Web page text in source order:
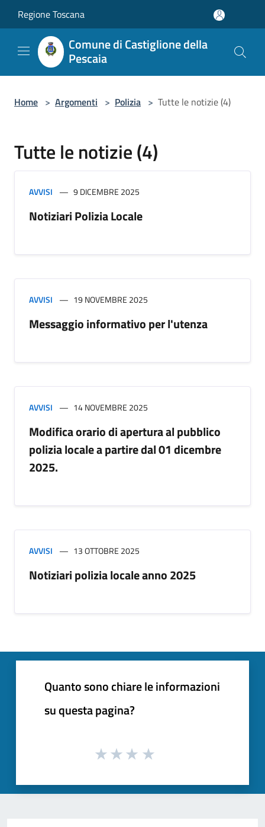
Regione Toscana
Comune di Castiglione della
Pescaia
Home > Argomenti > Polizia > Tutte le notizie (4)
Tutte le notizie (4)
AVVISI 9 DICEMBRE 2025
Notiziari Polizia Locale
AVVISI 19 NOVEMBRE 2025
Messaggio informativo per l'utenza
AVVISI 14 NOVEMBRE 2025
Modifica orario di apertura al pubblico
polizia locale a partire dal 01 dicembre
2025.
AVVISI 13 OTTOBRE 2025
Notiziari polizia locale anno 2025
Quanto sono chiare le informazioni
su questa pagina?